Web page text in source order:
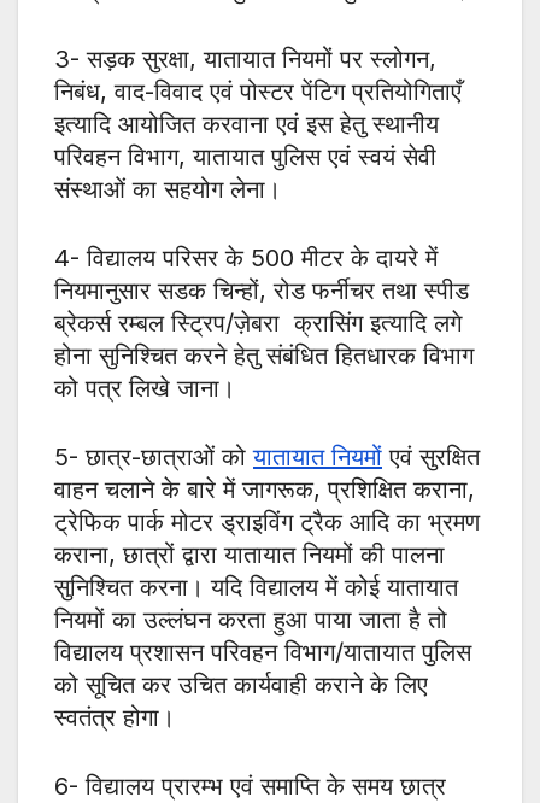
3- सड़क सुरक्षा, यातायात नियमों पर स्लोगन,
निबंध, वाद-विवाद एवं पोस्टर पेंटिग प्रतियोगिताएँ
इत्यादि आयोजित करवाना एवं इस हेतु स्थानीय
परिवहन विभाग, यातायात पुलिस एवं स्वयं सेवी
संस्थाओं का सहयोग लेना।
4- विद्यालय परिसर के 500 मीटर के दायरे में
नियमानुसार सडक चिन्हों, रोड फर्नीचर तथा स्पीड
ब्रेकर्स रम्बल स्ट्रिप/ज़ेबरा क्रासिंग इत्यादि लगे
होना सुनिश्चित करने हेतु संबंधित हितधारक विभाग
को पत्र लिखे जाना।
5- छात्र-छात्राओं कोयातायात नियमों एवं सुरक्षित
वाहन चलाने के बारे में जागरूक, प्रशिक्षित कराना,
ट्रेफिक पार्क मोटर ड्राइविंग ट्रैक आदि का भ्रमण
कराना, छात्रों द्वारा यातायात नियमों की पालना
सुनिश्चित करना। यदि विद्यालय में कोई यातायात
नियमों का उल्लंघन करता हुआ पाया जाता है तो
विद्यालय प्रशासन परिवहन विभाग/यातायात पुलिस
को सूचित कर उचित कार्यवाही कराने के लिए
स्वतंत्र होगा।
6- विद्यालय प्रारम्भ एवं समाप्ति के समय छात्र